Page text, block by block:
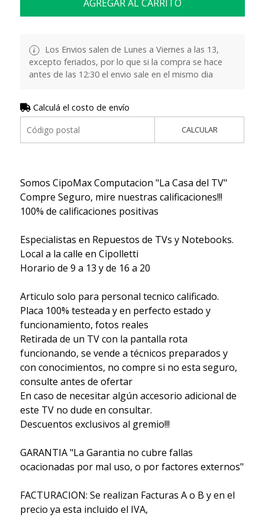
AGREGAR AL CARRITO
Los Envios salen de Lunes a Viernes a las 13,
excepto feriados, por lo que si la compra se hace
antes de las 12:30 el envio sale en el mismo dia
Calculá el costo de envío
CALCULAR
Somos CipoMax Computacion "La Casa del TV"
Compre Seguro, mire nuestras calificaciones!!!
100% de calificaciones positivas
Especialistas en Repuestos de TVs y Notebooks.
Local a la calle en Cipolletti
Horario de 9 a 13 y de 16 a 20
Articulo solo para personal tecnico calificado.
Placa 100% testeada y en perfecto estado y
funcionamiento, fotos reales
Retirada de un TV con la pantalla rota
funcionando, se vende a técnicos preparados y
con conocimientos, no compre si no esta seguro,
consulte antes de ofertar
En caso de necesitar algún accesorio adicional de
este TV no dude en consultar.
Descuentos exclusivos al gremio!!!
GARANTIA "La Garantia no cubre fallas
ocacionadas por mal uso, o por factores externos"
FACTURACION: Se realizan Facturas A o B y en el
precio ya esta incluido el IVA,